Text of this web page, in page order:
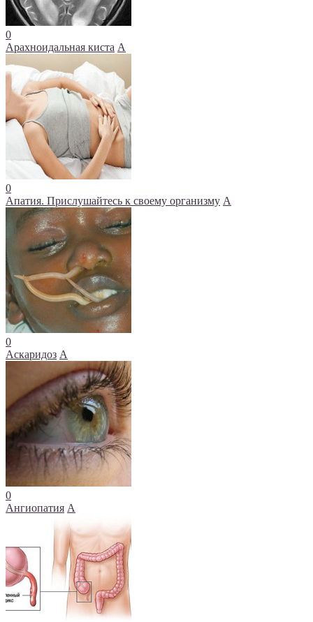
0
Арахноидальная киста А
0
Апатия. Прислушайтесь к своему организму А
0
Аскаридоз А
0
Ангиопатия А